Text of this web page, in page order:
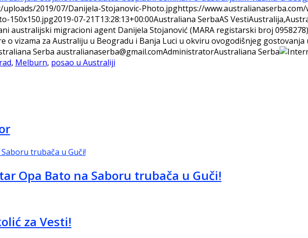
2019/07/Danijela-Stojanovic-Photo.jpghttps://www.australianaserba.com/
150x150.jpg2019-07-21T13:28:13+00:00Australiana SerbaAS Vesti
australijski migracioni agent Danijela Stojanović (MARA registarski broj
o vizama za Australiju u Beogradu i Banja Luci u okviru ovogodišnjeg gostovanja
Serba australianaserba@gmail.comAdministratorAustraliana Serba
, Melburn, posao u Australiji
Opa Bato na Saboru trubača u Guči!
za Vesti!